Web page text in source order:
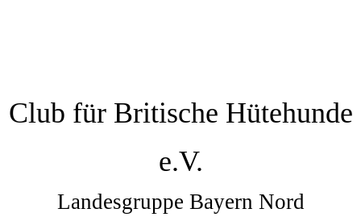
Club für Britische Hütehunde
e.V.
Landesgruppe Bayern Nord